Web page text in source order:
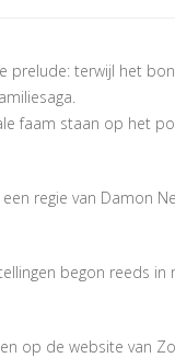
terwijl het
faam staan op het
regie van Damon
begon reeds
op de website van